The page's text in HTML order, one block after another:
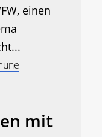
einen
mit